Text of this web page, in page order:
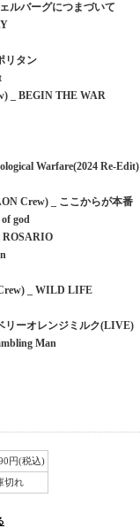
ルバーグにつまづいて
リタン
_ BEGIN THE WAR
Warfare(2024 Re-Edit)
Crew) _ ここからが本番
god
_ WILD LIFE
リーオレンジミルク(LIVE)
Man
円(税込)
切れ